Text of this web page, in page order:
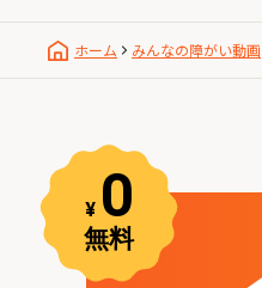
ホーム みんなの障がい動画